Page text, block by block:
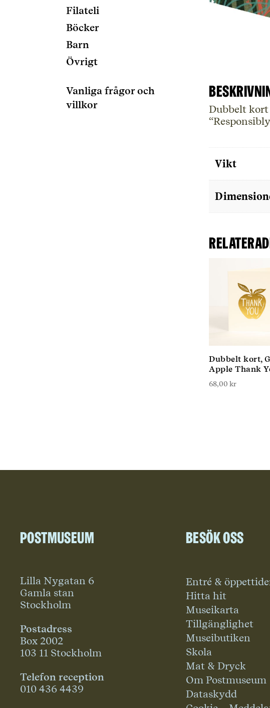
Dubbelt kort
Vikt
Dubbelt kort,
Apple Thank
68,00 kr
Filateli
Böcker
Barn
Övrigt
Vanliga frågor och
villkor
Postmuseum
Lilla Nygatan 6
Gamla stan
Stockholm
Postadress
Box 2002
103 11 Stockholm
Telefon reception
010 436 4439
Besök oss
Entré &
Hitta hit
Museikarta
Tillgänglighet
Museibutiken
Skola
Mat & Dryck
Om Postmuseum
Dataskydd